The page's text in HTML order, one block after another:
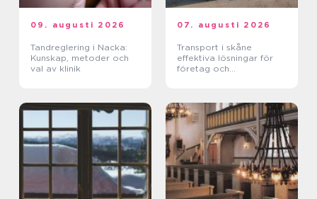
09. augusti 2026
Tandreglering i Nacka:
Kunskap, metoder och
val av klinik
07. augusti 2026
Transport i skåne
effektiva lösningar för
företag och